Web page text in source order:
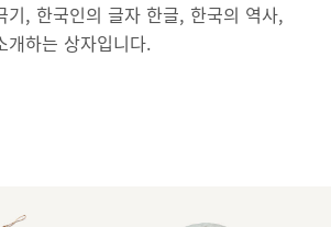
기, 한국인의 글자 한글, 한국의 역사,
개하는 상자입니다.